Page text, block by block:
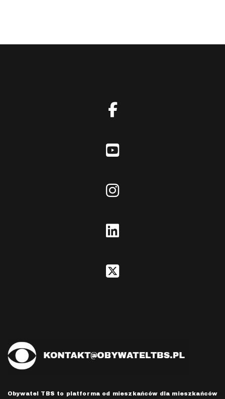
fab
fab
fa-
fab
fa-
fab
fa-
fab
fa-
Obywatel TBS to platforma od mieszkańców dla mieszkańców